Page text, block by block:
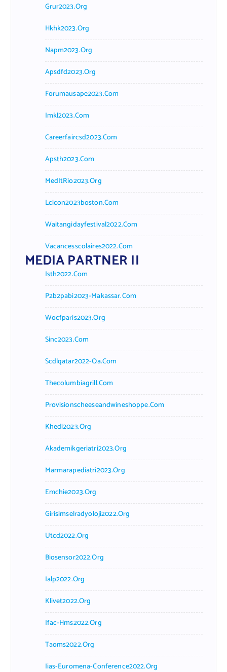
Grur2023.org
Hkhk2023.org
Napm2023.org
Apsdfd2023.org
Forumausape2023.com
Imkl2023.com
Careerfaircsd2023.com
Apsth2023.com
MedItRio2023.org
Lcicon2023boston.com
Waitangidayfestival2022.com
Vacancesscolaires2022.com
MEDIA PARTNER II
Isth2022.com
P2b2pabi2023-Makassar.com
Wocfparis2023.org
Sinc2023.com
Scdlqatar2022-Qa.com
Thecolumbiagrill.com
Provisionscheeseandwineshoppe.com
Khedi2023.org
Akademikgeriatri2023.org
Marmarapediatri2023.org
Emchie2023.org
Girisimselradyoloji2022.org
Utcd2022.org
Biosensor2022.org
Ialp2022.org
Klivet2022.org
Ifac-Hms2022.org
Taoms2022.org
Iias-Euromena-Conference2022.org